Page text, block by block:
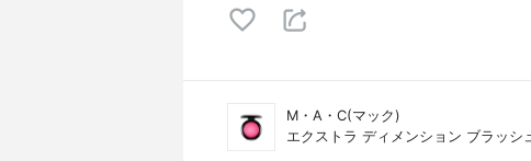
M・A・C(マック)
エクストラ ディメンション ブラッシ